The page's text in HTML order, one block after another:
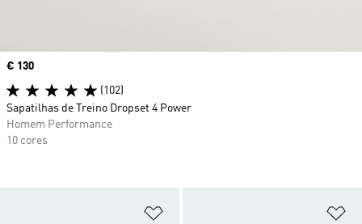
Price
€ 130
(102)
Sapatilhas de Treino Dropset 4 Power
Homem Performance
10 cores